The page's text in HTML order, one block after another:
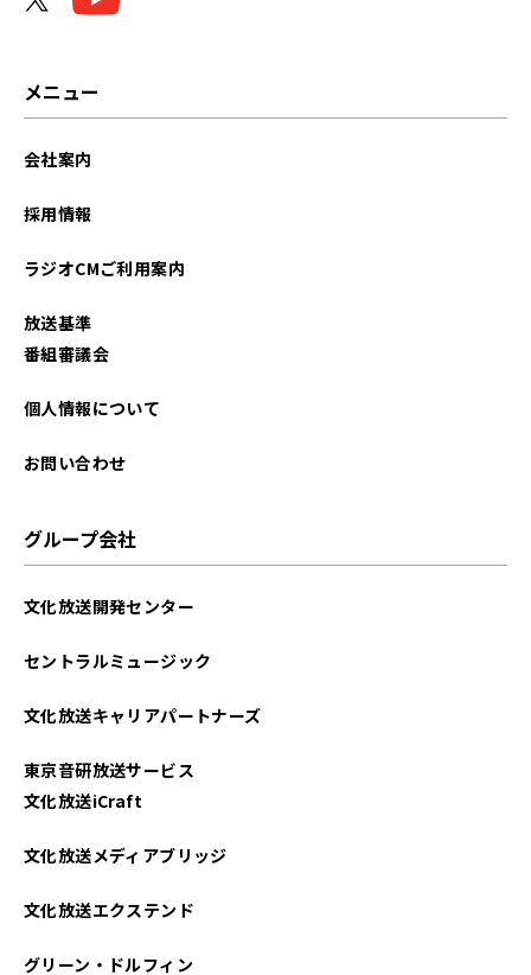
メニュー
会社案内
採用情報
ラジオCMご利用案内
放送基準
番組審議会
個人情報について
お問い合わせ
グループ会社
文化放送開発センター
セントラルミュージック
文化放送キャリアパートナーズ
東京音研放送サービス
文化放送iCraft
文化放送メディアブリッジ
文化放送エクステンド
グリーン・ドルフィン